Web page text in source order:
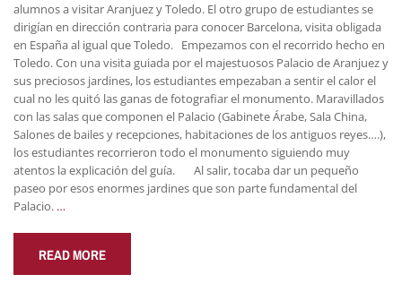
alumnos a visitar Aranjuez y Toledo. El otro grupo de estudiantes se
dirigían en dirección contraria para conocer Barcelona, visita obligada
en España al igual que Toledo. Empezamos con el recorrido hecho en
Toledo. Con una visita guiada por el majestuosos Palacio de Aranjuez y
sus preciosos jardines, los estudiantes empezaban a sentir el calor el
cual no les quitó las ganas de fotografiar el monumento. Maravillados
con las salas que componen el Palacio (Gabinete Árabe, Sala China,
Salones de bailes y recepciones, habitaciones de los antiguos reyes….),
los estudiantes recorrieron todo el monumento siguiendo muy
atentos la explicación del guía. Al salir, tocaba dar un pequeño
paseo por esos enormes jardines que son parte fundamental del
Palacio. …
READ MORE